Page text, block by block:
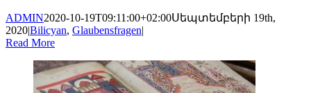
ADMIN2020-10-19T09:11:00+02:00Սեպտեմբերի 19th,
2020|Bilicyan, Glaubensfragen|
Read More